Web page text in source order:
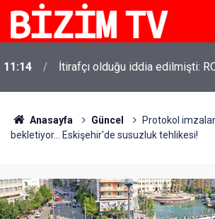
11:14 İtirafçı olduğu iddia edilmişti:
Anasayfa Güncel
Protokol
bekletiyor... Eskişehir'de susuzluk tehlikesi!